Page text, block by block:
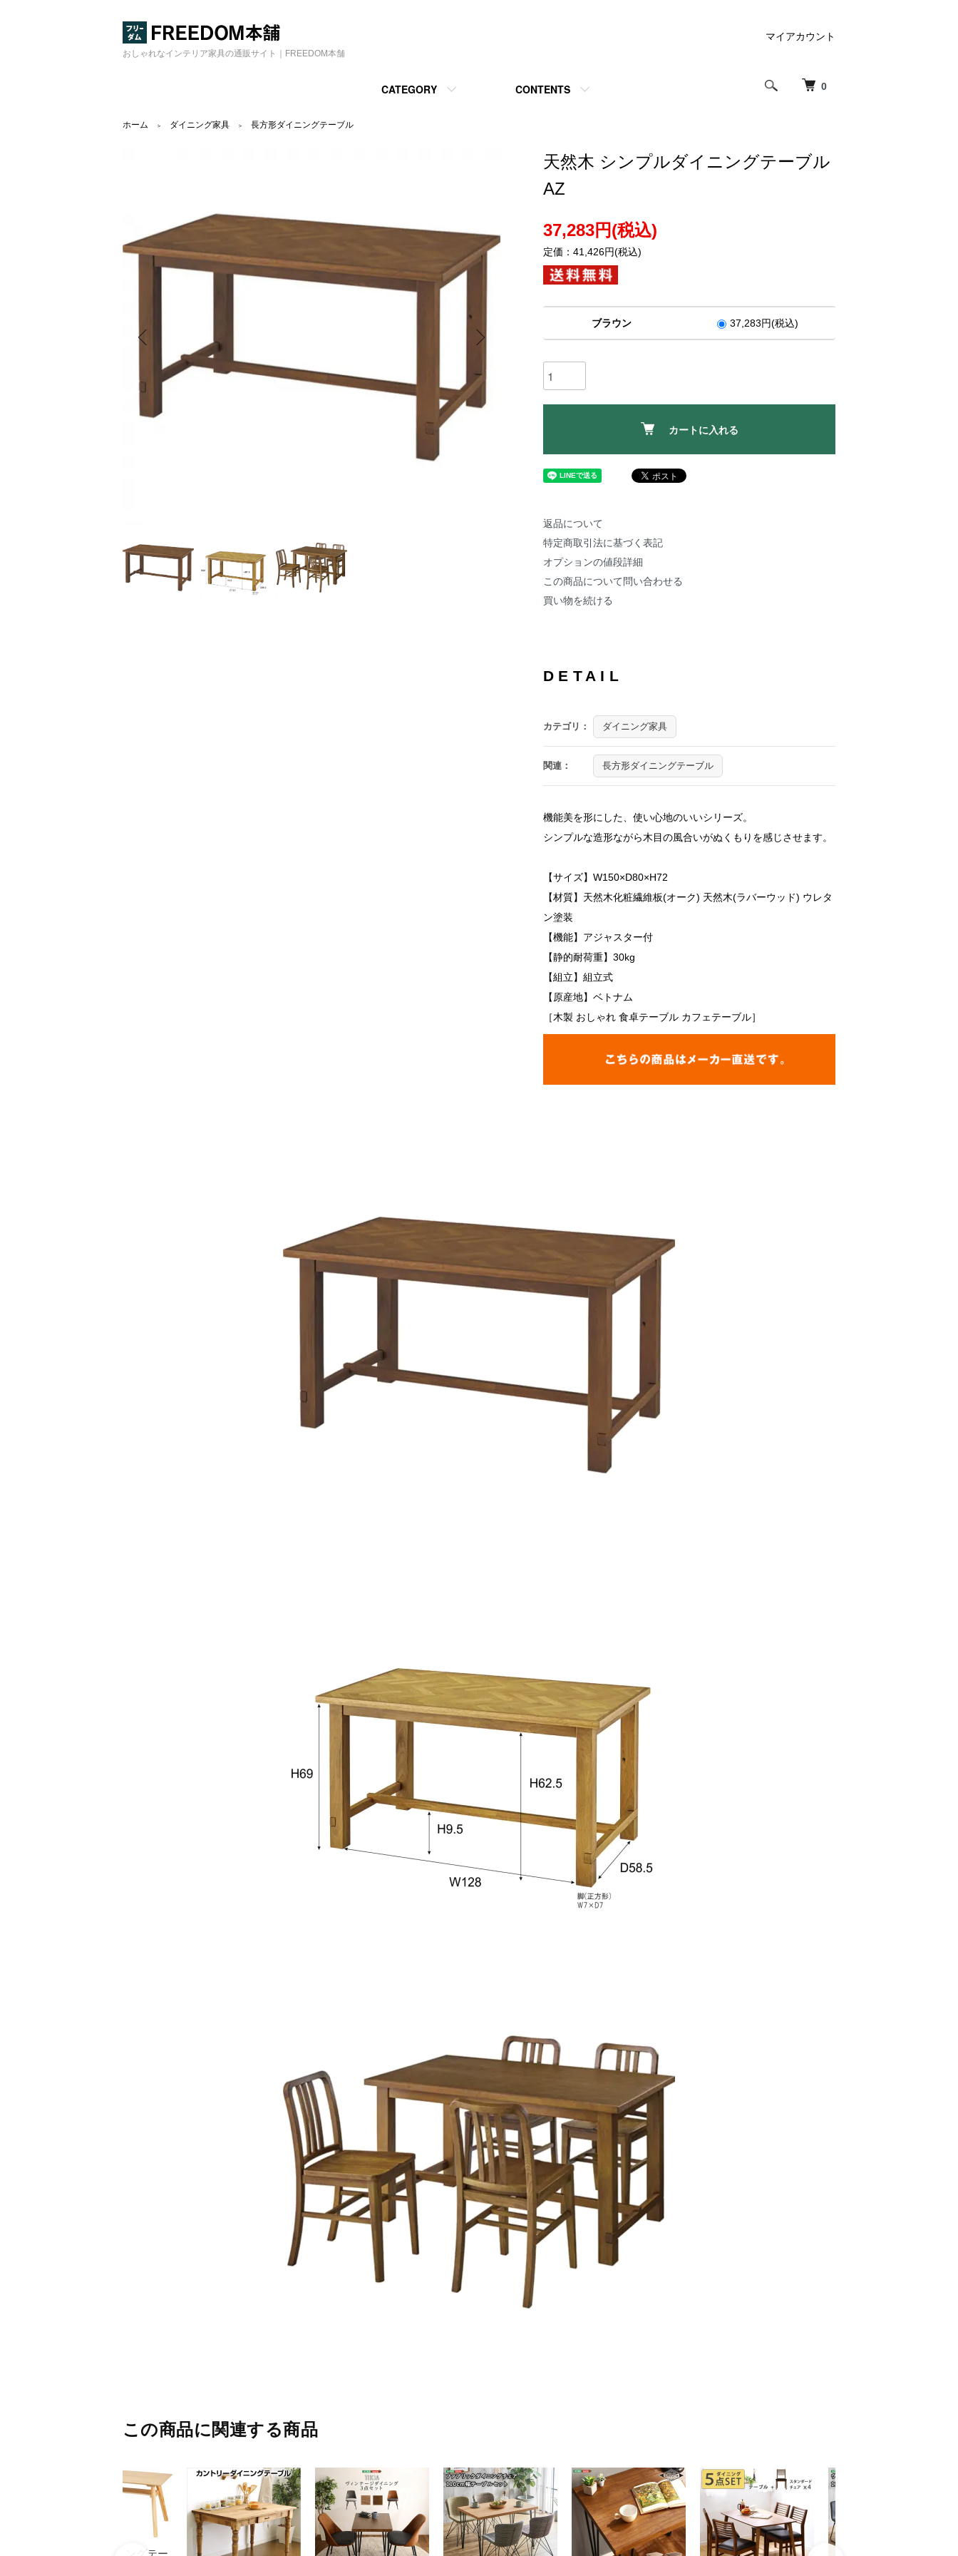
おしゃれなインテリア家具の通販サイト｜FREEDOM本舗
0
CATEGORY CONTENTS
マイアカウント
ホーム ＞ ダイニング家具 ＞ 長方形ダイニングテーブル
天然木 シンプルダイニングテーブル
AZ
37,283円(税込)
定価：41,426円(税込)
ブラウン 37,283円(税込)
カートに入れる
返品について
特定商取引法に基づく表記
オプションの値段詳細
この商品について問い合わせる
買い物を続ける
DETAIL
カテゴリ： ダイニング家具
関連： 長方形ダイニングテーブル
機能美を形にした、使い心地のいいシリーズ。
シンプルな造形ながら木目の風合いがぬくもりを感じさせます。
【サイズ】W150×D80×H72
【材質】天然木化粧繊維板(オーク) 天然木(ラバーウッド) ウレタ
ン塗装
【機能】アジャスター付
【静的耐荷重】30kg
【組立】組立式
【原産地】ベトナム
［木製 おしゃれ 食卓テーブル カフェテーブル］
この商品に関連する商品
天然木 ダイニングテー